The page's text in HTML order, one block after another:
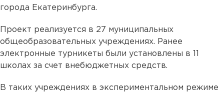
города Екатеринбурга.
Проект реализуется в 27 муниципальных
общеобразовательных учреждениях. Ранее
электронные турникеты были установлены в 11
школах за счет внебюджетных средств.
В таких учреждениях в экспериментальном режиме